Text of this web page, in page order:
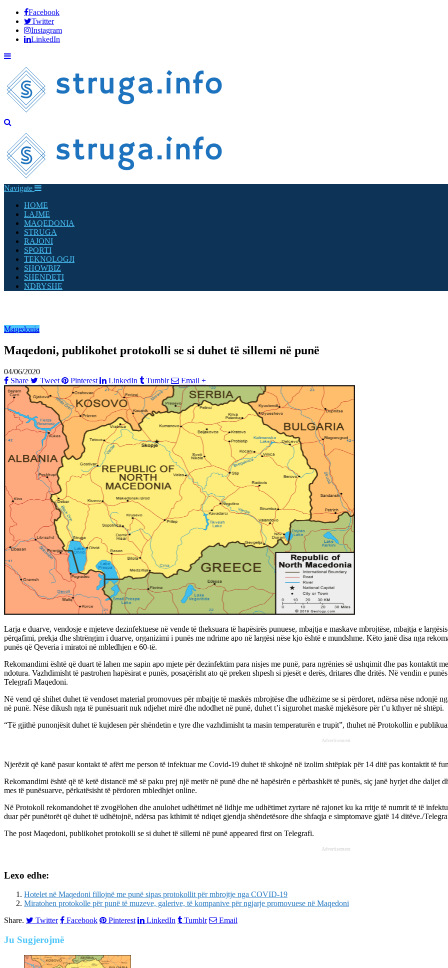
Facebook
Twitter
Instagram
LinkedIn
Navigate
HOME
LAJME
MAQEDONIA
STRUGA
RAJONI
SPORTI
TEKNOLOGJI
SHOWBIZ
SHENDETI
NDRYSHE
Maqedonia
Maqedoni, publikohet protokolli se si duhet të sillemi në punë
04/06/2020
Share
Tweet Pinterest LinkedIn Tumblr Email +
Larja e duarve, vendosje e mjeteve dezinfektuese në vende të theksuara të hapësirës punuese, mbajtja e maskave mbrojtëse, mbajtja e
përqafimi, prekja dhe shtrëngim i duarve, organizimi i punës me ndrime apo në largësi nëse kjo është e mundshme. Këto janë disa nga
punës që Qeveria i miratoi në mbledhjen e 60-të.
Rekomandimi është që duart të lahen me sapin apo mjete për dezinfektim para nisjes me punë, para ngrënies së ushqimit dhe pas kontaktit
ndotura. Vazhdimisht të pastrohen hapësirat e punës, posaçërisht ato që preken shpesh si pjesët e derës, dritares dhe dritës. Në vendin e
Telegrafi Maqedoni.
Në vend që shihet duhet të vendoset material promovues për mbajtje të maskës mbrojtëse dhe udhëzime se si përdoret, ndërsa nëse ndonjë
në punë. Nëse dikush nga të punësuarit nuk ndjehet mirë dhe ndodhet në punë, duhet t’i sigurohet maskë mjekësore për t’u kthyer në shtëpi.
“Të gjithë punonjësit duhet të kujdesen për shëndetin e tyre dhe vazhdimisht ta masin temperaturën e trupit”, thuhet në Protokollin e
Advertisement
Njerëzit që kanë pasur kontakt të afërt me person të infektuar me Covid-19 duhet të shkojnë në izolim shtëpiak për 14 ditë pas kontaktit të
Rekomandimi është që të ketë distancë më së paku prej një metër në punë dhe në hapësirën e përbashkët të punës, siç janë hyrjet dhe
mes të punësuarve, përkatësisht të përdoren mbledhjet online.
Në Protokoll rekomandohet të zvogëlohen dhe anulohet udhëtimet në lidhje me udhëtimet zyrtare në rajonet ku ka rritje të numrit të të
duar për punëtorët që duhet të udhëtojnë, ndërsa pas kthimit të ndiqet gjendja shëndetësore dhe shfaqja e simptomave gjatë 14 ditëve./
The post Maqedoni, publikohet protokolli se si duhet të sillemi në punë appeared first on Telegrafi.
Advertisement
Lexo edhe:
Hotelet në Maqedoni fillojnë me punë sipas protokollit për mbrojtje nga COVID-19
Miratohen protokolle për punë të muzeve, galerive, të kompanive për ngjarje promovuese në Maqedoni
Share.
Twitter Facebook Pinterest LinkedIn Tumblr Email
Ju Sugjerojmë